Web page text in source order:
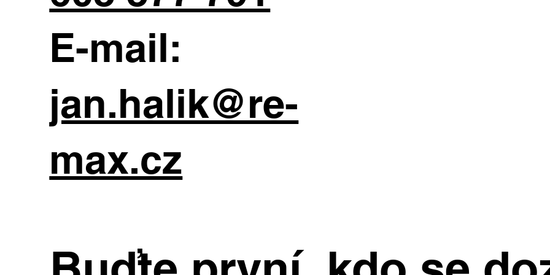
E-mail:
jan.halik@re-
max.cz